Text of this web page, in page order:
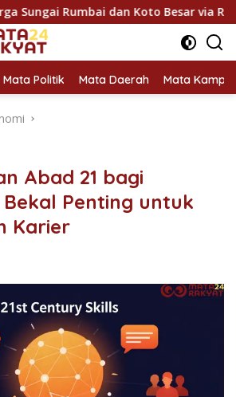
Koto Besar via Reses
Mata Politik Mata Daerah Mata
Abad 21 bagi
Bekal Penting untuk
Karier